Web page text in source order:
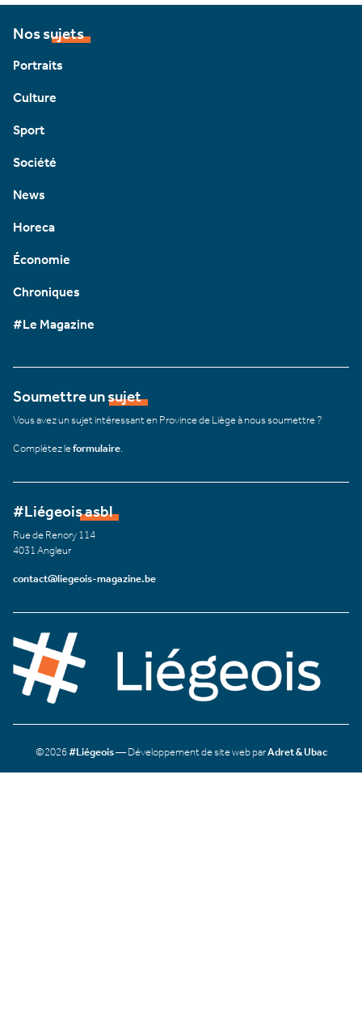
Nos sujets
Portraits
Culture
Sport
Société
News
Horeca
Économie
Chroniques
#Le Magazine
Soumettre un sujet
Vous avez un sujet intéressant en Province de Liège à nous soumettre ?
Complétez leformulaire
#Liégeois asbl
Rue de Renory 114
4031 Angleur
contact@liegeois-magazine.be
©2026#Liégeois— Développement de site web parAdret & Ubac